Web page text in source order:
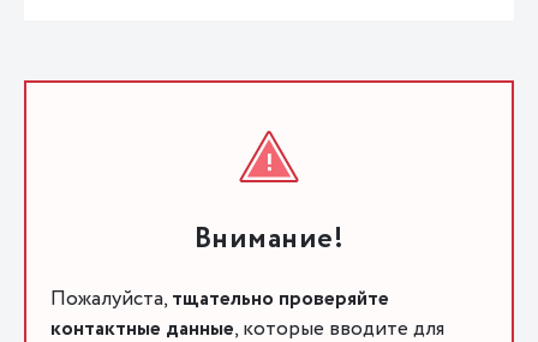
Внимание!
Пожалуйста, тщательно проверяйте
контактные данные, которые вводите для